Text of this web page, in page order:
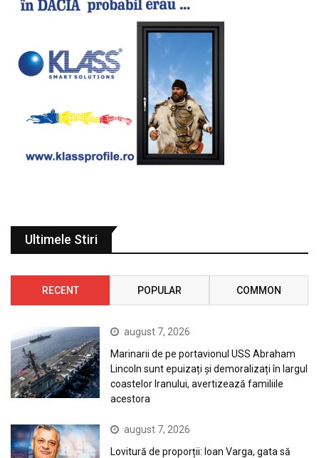
Ultimele Stiri
RECENT POPULAR COMMON
august 7, 2026
Marinarii de pe portavionul USS Abraham
Lincoln sunt epuizați și demoralizați în largul
coastelor Iranului, avertizează familiile
acestora
august 7, 2026
Lovitură de proporții: Ioan Varga, gata să